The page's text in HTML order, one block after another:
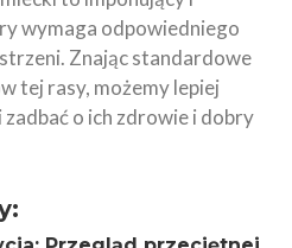
wymaga odpowiedniego
Znając standardowe
tej rasy, możemy lepiej
o ich zdrowie i dobry